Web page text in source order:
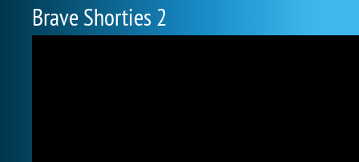
Brave Shorties 2